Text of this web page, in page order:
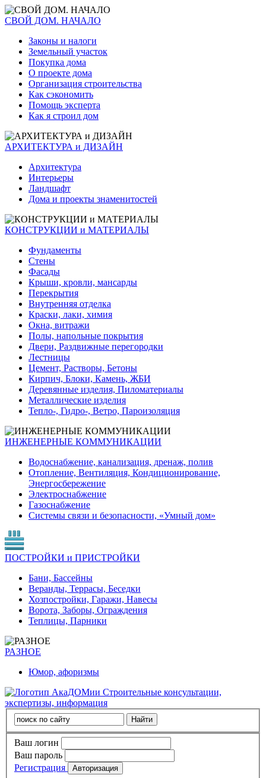
СВОЙ ДОМ. НАЧАЛО
Законы и налоги
Земельный участок
Покупка дома
О проекте дома
Организация строительства
Как сэкономить
Помощь эксперта
Как я строил дом
АРХИТЕКТУРА и ДИЗАЙН
Архитектура
Интерьеры
Ландшафт
Дома и проекты знаменитостей
КОНСТРУКЦИИ и МАТЕРИАЛЫ
Фундаменты
Стены
Фасады
Крыши, кровли, мансарды
Перекрытия
Внутренняя отделка
Краски, лаки, химия
Окна, витражи
Полы, напольные покрытия
Двери, Раздвижные перегородки
Лестницы
Цемент, Растворы, Бетоны
Кирпич, Блоки, Камень, ЖБИ
Деревянные изделия, Пиломатериалы
Металлические изделия
Тепло-, Гидро-, Ветро, Пароизоляция
ИНЖЕНЕРНЫЕ КОММУНИКАЦИИ
Водоснабжение, канализация, дренаж, полив
Отопление, Вентиляция, Кондиционирование,
Энергосбережение
Электроснабжение
Газоснабжение
Системы связи и безопасности, «Умный дом»
ПОСТРОЙКИ и ПРИСТРОЙКИ
Бани, Бассейны
Веранды, Террасы, Беседки
Хозпостройки, Гаражи, Навесы
Ворота, Заборы, Ограждения
Теплицы, Парники
РАЗНОЕ
Юмор, афоризмы
Строительные консультации,
экспертизы, информация
Ваш логин
Ваш пароль
Регистрация